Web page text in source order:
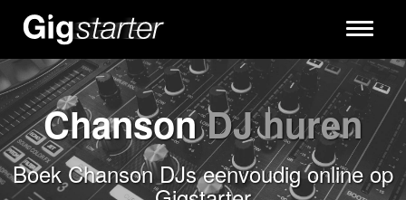
Toggle
ChansonDJ huren
Boek Chanson DJs eenvoudig online op